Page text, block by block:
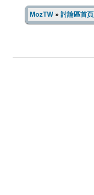
MozTW» 討論區首頁